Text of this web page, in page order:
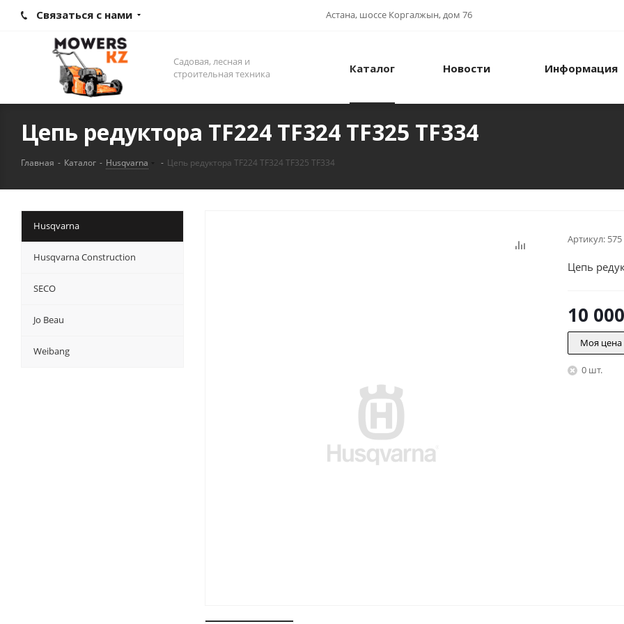
Связаться с нами Астана, шоссе Коргалжын, дом 76
Садовая, лесная и
строительная техника
Каталог Новости Информация
Цепь редуктора TF224 TF324 TF325 TF334
Главная - Каталог - Husqvarna - Цепь редуктора TF224 TF324 TF325 TF334
Артикул:
Цепь
10 000
Моя цена
0 шт.
Husqvarna
Husqvarna Construction
SECO
Jo Beau
Weibang